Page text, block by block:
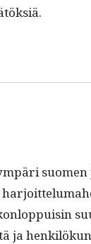
suomen
ja